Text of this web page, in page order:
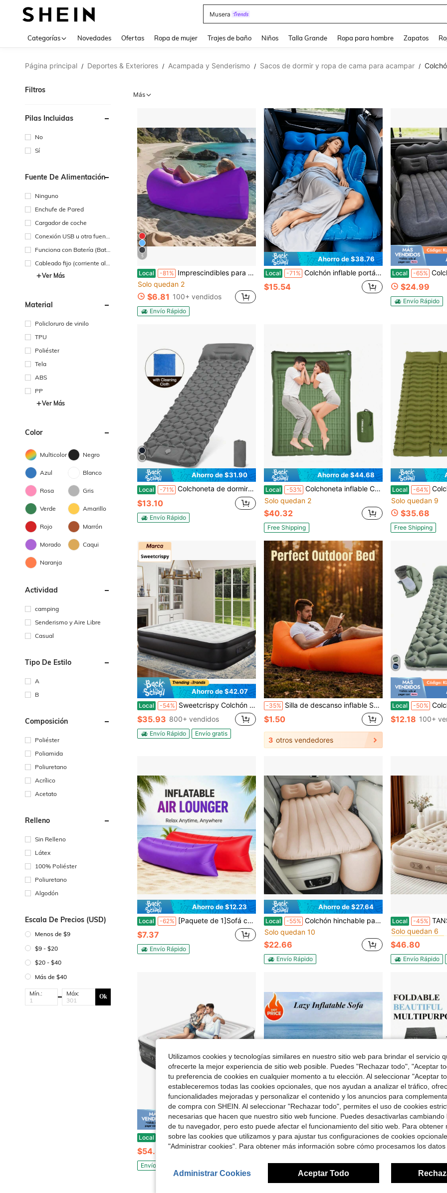
Musera
Categorías Novedades Ofertas Ropa de mujer Trajes de baño Niños Talla Grande Ropa para hombre Zapatos
Página principal / Deportes & Exteriores / Acampada y Senderismo / Sacos de dormir y ropa de cama para acampar /
Filtros
Pilas Incluidas
No
Sí
Fuente De Alimentación
Ninguno
Enchufe de Pared
Cargador de coche
Conexión USB u otra fuent
e de alimentación de CC
Funciona con Batería (Bate
Cableado fijo (corriente alt
erna)Ver Más
Material
Policloruro de vinilo
TPU
Poliéster
Tela
ABS
PP
Ver Más
Color
Multicolor Negro
Azul Blanco
Rosa Gris
Verde Amarillo
Rojo Marrón
Morado Caqui
Naranja
Actividad
camping
Senderismo y Aire Libre
Casual
Tipo De Estilo
A
B
Composición
Poliéster
Poliamida
Poliuretano
Acrílico
Acetato
Relleno
Sin Relleno
Látex
100% Poliéster
Poliuretano
Algodón
Escala De Precios (USD)
Menos de $9
$9 - $20
$20 - $40
Más de $40
Mín.: Máx: Ok
Más
5
Local -81% Imprescindibles para festivales de música en la playa: sofá inflable rápido + saco de dormir plegable + colchón de camping | Juego de 2 colchones inflables para acampar al aire libre
Solo quedan 2
$6.81 100+ vendidos
Envío Rápido
Ahorro de $38.76
Local -71% Colchón inflable portátil premium para coche, cama inflable para coche, material de PVC, perfecto para dormir en el asiento trasero, camping al aire libre, picnic y viajes, cama cojín multifuncional, suministros para coche para hombres
$15.54
Local -65% Colchón de aire inflable plegable para
$24.99
Envío Rápido
Ahorro de $31.90
Local -71% Colchoneta de dormir para camping, esterilla de camping ultraligera con almohada, colchón inflable y desinflable, colchón de aire con bomba de pie incorporada, saco de dormir para camping, excursionismo, senderismo, viajes, tienda de campaña, artículos esenciales para exteriores, individual, gris, azul
$13.10
Envío Rápido
Ahorro de $44.68
Local -53% Colchoneta inflable CAMULAND con almohada, bomba de pie incorporada, autoinflable, compacta, para acampar, mochilear, hacer senderismo, viajar, tienda de campaña
Solo quedan 2
$40.32
Free Shipping
Local -64% Colchoneta de dormir doble - Autoinflable
Solo quedan 9
$35.68
Free Shipping
Ahorro de $42.07
Local -54% Sweetcrispy Colchón de aire crujiente y dulce, colchón inflable con bomba incorporada de alta capacidad, de doble altura, ajustable, con diseño antideslizante en la parte inferior, portátil para el hogar o el campamento
$35.93 800+ vendidos
Envío Rápido Envío gratis
-35% Silla de descanso inflable Sofá inflable Unisex Inflado rápido Ligero Resistente a desgarros Nylon Impermeable Sofá cama inflable Silla de descanso inflable deportiva para exteriores Sofá inflable Adecuado para camping, playa, picnic, patio trasero, festival de música, vacaciones de verano
$1.50
3 otros vendedores
Local -50% Colchón inflable ultraligero para 1 persona con
$12.18 100+
Ahorro de $12.23
Local -62% [Paquete de 1]Sofá cama inflable portátil de inflado rápido | Bolsa de almacenamiento ligera, compacta y plegable | Ideal para playa, festivales, senderismo y camping | Regalo navideño
$7.37
Envío Rápido
Ahorro de $27.64
Local -55% Colchón hinchable para exteriores, colchón hinchable para coche (con bomba de aire), apto para asientos traseros, colchón hinchable universal para coches y SUV. Un artículo esencial para viajes al aire libre, excursiones por carretera y otras actividades al aire libre.
Solo quedan 10
$22.66
Envío Rápido
Local -45% TANSTRIDER Colchón inflable tamaño
#3 Más vendidos
Solo quedan 6
#3 Más vendidos
Solo quedan 6
#3 Más vendidos
Solo quedan 6
#3 Más vendidos
Solo quedan 6
$46.80
Envío Rápido
Ahorro de $54.78
Local -50% Colchón de aire inflable Queen con bomba incorporada, cama de aire portátil elevada 18" para el hogar, campamento y viaje, parte superior suave e impermeable
$54.82
Envío gratis
6
Ahorro de $8.27
Local -53% Sofá cama portátil inflable rápido: soporta un peso de 440,92 libras, se puede inflar rápidamente en 5 segundos, viene en 6 opciones de color, adecuado para uso intensivo en exteriores, liviano y compacto, adecuado para playas, festivales de música, caminatas y viajes - viene con una bolsa portátil para fácil almacenamiento y transporte
$7.23 50+ vendidos
Envío Rápido
1otros vendedores
-21% Sofá inflable multifuncional 5 en 1, cama
$53.58
Utilizamos cookies y tecnologías similares en nuestro sitio web para brindar el servicio
ofrecerte la mejor experiencia de sitio web posible. Puedes "Rechazar todo", "Aceptar
tu preferencia de cookies en cualquier momento a tu elección. Al seleccionar "Aceptar
estableceremos todas las cookies opcionales, que nos ayudan a analizar el tráfico,
funcionalidades mejoradas y personalizar el contenido y los anuncios para
de compra con SHEIN. Al seleccionar "Rechazar todo", permites el uso de cookies
necesarias que hacen que nuestro sitio web funcione. Puedes desactivarlas cambiando
de tu navegador, pero esto puede afectar el funcionamiento del sitio web. Para obtener
sobre las cookies que utilizamos y para ajustar tus configuraciones de cookies
"Administrar cookies". Para obtener más información sobre cómo procesamos los datos
Administrar Cookies Aceptar Todo